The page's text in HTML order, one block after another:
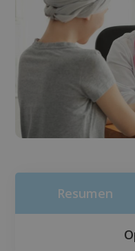
Resumen